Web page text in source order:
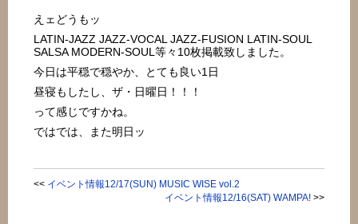
えェどうもッ
LATIN-JAZZ JAZZ-VOCAL JAZZ-FUSION LATIN-SOUL
SALSA MODERN-SOUL等々10枚掲載致しました。
今日は平穏で穏やか、とても良い1日
昼寝もしたし、ザ・日曜日！！！
って感じですかね。
ではでは、また明日ッ
<< イベント情報12/17(SUN) MUSIC WISE vol.2
イベント情報12/16(SAT) WAMPA!>>